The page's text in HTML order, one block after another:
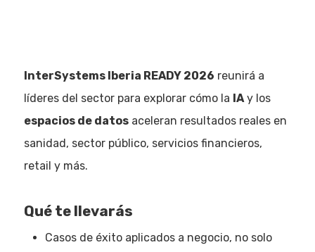
InterSystems Iberia READY 2026 reunirá a
líderes del sector para explorar cómo la IAy los
espacios de datosaceleran resultados reales en
sanidad, sector público, servicios financieros,
retail y más.
Qué te llevarás
Casos de éxito aplicados a negocio, no solo